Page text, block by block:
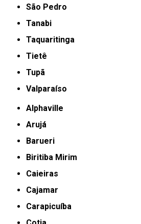
São Pedro
Tanabi
Taquaritinga
Tietê
Tupã
Valparaíso
Alphaville
Arujá
Barueri
Biritiba Mirim
Caieiras
Cajamar
Carapicuíba